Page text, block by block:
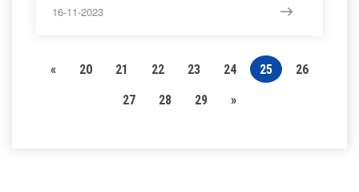
16-11-2023
« 20 21 22 23 24 25
26
27
28 29 »